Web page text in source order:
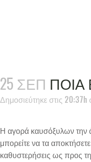
25 ΣΕΠ
Δημοσιεύτηκε στις 20:37h
Η αγορά καυσόξυλων την
μπορείτε να τα
καθυστερήσεις ως προς